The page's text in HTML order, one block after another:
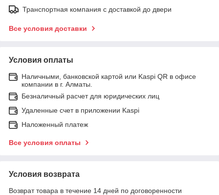
Транспортная компания с доставкой до двери
Все условия доставки
Условия оплаты
Наличными, банковской картой или Kaspi QR в офисе
компании в г. Алматы.
Безналичный расчет для юридических лиц
Удаленные счет в приложении Kaspi
Наложенный платеж
Все условия оплаты
Условия возврата
Возврат товара в течение 14 дней по договоренности